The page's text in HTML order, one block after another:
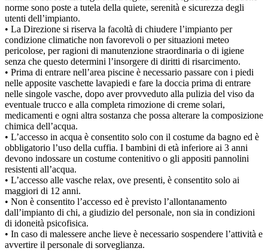
norme sono poste a tutela della quiete, serenità e sicurezza degli
utenti dell’impianto.
• La Direzione si riserva la facoltà di chiudere l’impianto per
condizione climatiche non favorevoli o per situazioni meteo
pericolose, per ragioni di manutenzione straordinaria o di igiene
senza che questo determini l’insorgere di diritti di risarcimento.
• Prima di entrare nell’area piscine è necessario passare con i piedi
nelle apposite vaschette lavapiedi e fare la doccia prima di entrare
nelle singole vasche, dopo aver provveduto alla pulizia del viso da
eventuale trucco e alla completa rimozione di creme solari,
medicamenti e ogni altra sostanza che possa alterare la composizione
chimica dell’acqua.
• L’accesso in acqua è consentito solo con il costume da bagno ed è
obbligatorio l’uso della cuffia. I bambini di età inferiore ai 3 anni
devono indossare un costume contenitivo o gli appositi pannolini
resistenti all’acqua.
• L’accesso alle vasche relax, ove presenti, è consentito solo ai
maggiori di 12 anni.
• Non è consentito l’accesso ed è previsto l’allontanamento
dall’impianto di chi, a giudizio del personale, non sia in condizioni
di idoneità psicofisica.
• In caso di malessere anche lieve è necessario sospendere l’attività e
avvertire il personale di sorveglianza.